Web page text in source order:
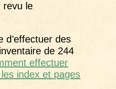
revu le
d’effectuer des
de 244
effectuer
index et pages